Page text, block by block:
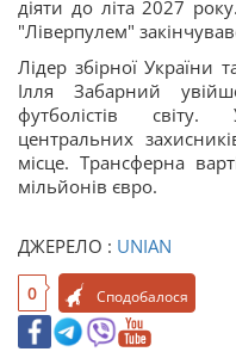
діяти до літа 2027
"Ліверпулем"
Лідер збірної України
Ілля Забарний
футболістів
центральних
місце. Трансферна
мільйонів євро.
ДЖЕРЕЛО : UNIAN
0 Сподобалося